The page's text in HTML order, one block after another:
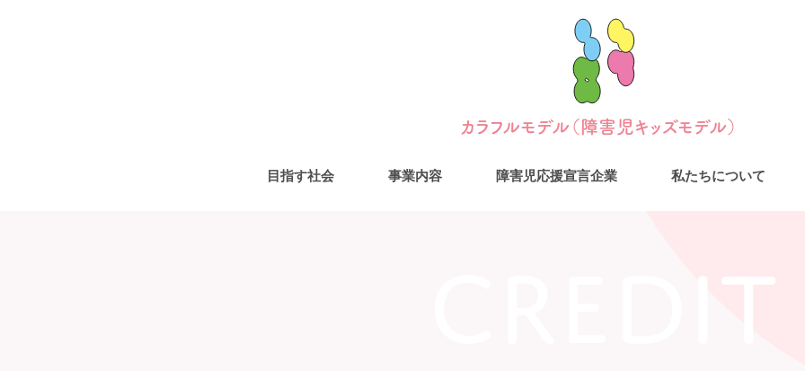
カラフルモデル（障害児キッズモデル）
目指す社会 事業内容 障害児応援宣言企業 私たちについて